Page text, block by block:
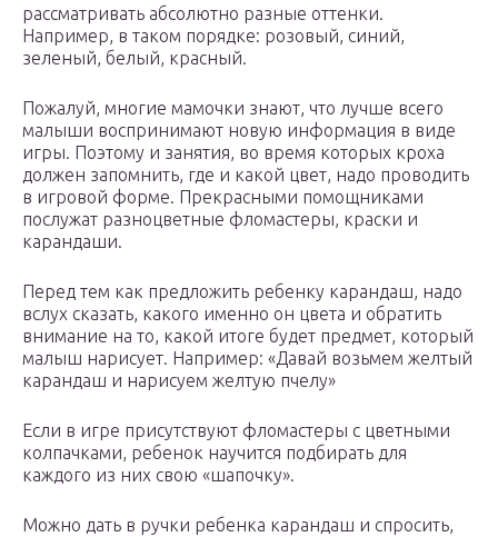
рассматривать абсолютно разные оттенки.
Например, в таком порядке: розовый, синий,
зеленый, белый, красный.
Пожалуй, многие мамочки знают, что лучше всего
малыши воспринимают новую информация в виде
игры. Поэтому и занятия, во время которых кроха
должен запомнить, где и какой цвет, надо проводить
в игровой форме. Прекрасными помощниками
послужат разноцветные фломастеры, краски и
карандаши.
Перед тем как предложить ребенку карандаш, надо
вслух сказать, какого именно он цвета и обратить
внимание на то, какой итоге будет предмет, который
малыш нарисует. Например: «Давай возьмем желтый
карандаш и нарисуем желтую пчелу»
Если в игре присутствуют фломастеры с цветными
колпачками, ребенок научится подбирать для
каждого из них свою «шапочку».
Можно дать в ручки ребенка карандаш и спросить,